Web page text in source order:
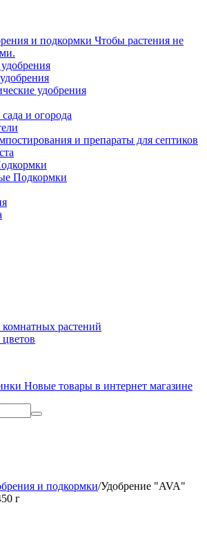
и подкормки Чтобы растения не
удобрения
и огорода
и препараты для септиков
Подкормки
растений
Новые товары в интернет магазине
и подкормки/Удобрение "AVA"
г